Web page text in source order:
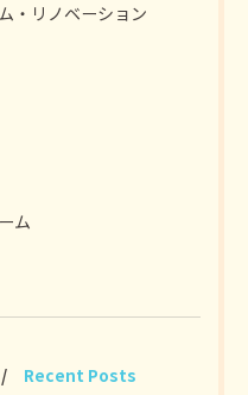
・リノベーション
ム
Recent Posts